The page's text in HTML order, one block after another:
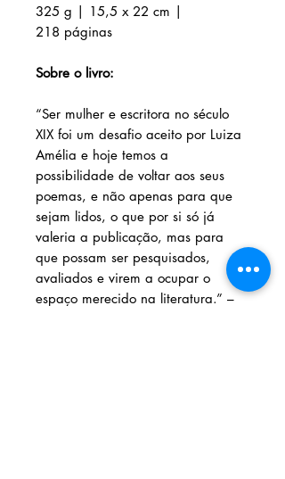
325 g | 15,5 x 22 cm |
218 páginas
Sobre o livro:
“Ser mulher e escritora no século
XIX foi um desafio aceito por Luiza
Amélia e hoje temos a
possibilidade de voltar aos seus
poemas, e não apenas para que
sejam lidos, o que por si só já
valeria a publicação, mas para
que possam ser pesquisados,
avaliados e virem a ocupar o
espaço merecido na literatura.” –